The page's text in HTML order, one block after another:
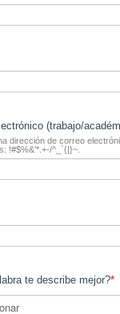
(trabajo/
dirección de correo
!#$%&'*.+-/^_`{|}~.
te describe mejor?*